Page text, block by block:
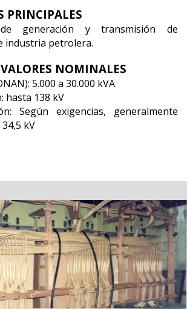
PRINCIPALES
de generación y transmisión de
industria petrolera.
NOMINALES
5.000 a 30.000 kVA
hasta 138 kV
Según exigencias, generalmente
kV